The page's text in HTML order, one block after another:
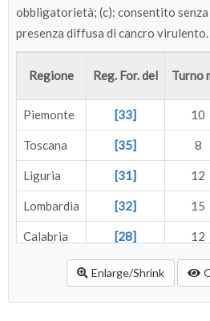
obbligatorietà; (c): consentito
presenza diffusa di cancro virulento.
Regione Reg. For. del Turno
Piemonte [33] 10
Toscana [35] 8
Liguria [31] 12
Lombardia [32] 15
Calabria [28] 12
[30] 14
Enlarge/Shrink